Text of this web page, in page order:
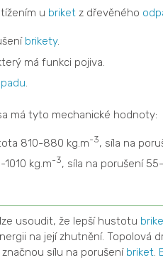
u briketz dřevěného
brikety.
má funkci pojiva.
.
má tyto mechanické hodnoty:
810-880 kg.m-3, síla na
kg.m-3, síla na porušení 55-
usoudit, že lepší hustotu
na její zhutnění. Topolová
sílu na porušení briket.